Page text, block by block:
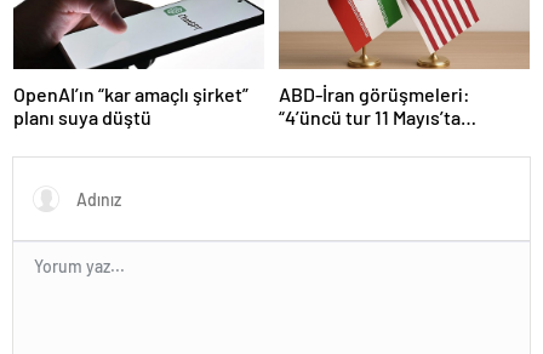
OpenAI’ın “kar amaçlı şirket”
planı suya düştü
ABD-İran görüşmeleri:
“4’üncü tur 11 Mayıs’ta